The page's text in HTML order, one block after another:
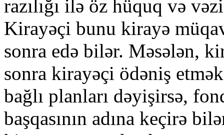
razılığı ilə öz hüquq və
Kirayəçi bunu kirayə
sonra edə bilər. Məsələn,
sonra kirayəçi ödəniş
bağlı planları dəyişirsə,
başqasının adına keçirə